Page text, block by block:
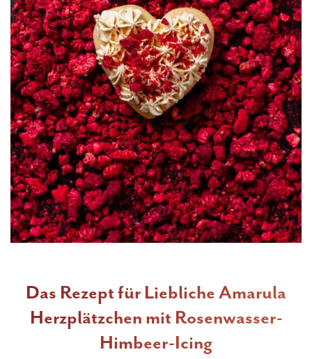
Das Rezept für Liebliche Amarula
Herzplätzchen mit Rosenwasser-
Himbeer-Icing